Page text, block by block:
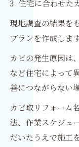
3. 住宅に合わせた
現地調査の結果を
プランを作成します
カビの発生原因は
など住宅によって
善につながらない
カビ取リフォーム
法、作業スケジュ
だいたうえで施工